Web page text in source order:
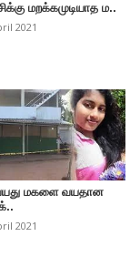
மறக்கமுடியாத ம..
2021
மகளை வயதான
2021